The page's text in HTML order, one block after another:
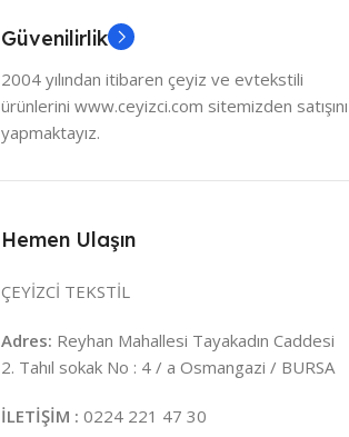
Güvenilirlik
2004 yılından itibaren çeyiz ve evtekstili
ürünlerini www.ceyizci.com sitemizden satışını
yapmaktayız.
Hemen Ulaşın
ÇEYİZCİ TEKSTİL
Adres: Reyhan Mahallesi Tayakadın Caddesi
2. Tahıl sokak No : 4 / a Osmangazi / BURSA
İLETİŞİM : 0224 221 47 30